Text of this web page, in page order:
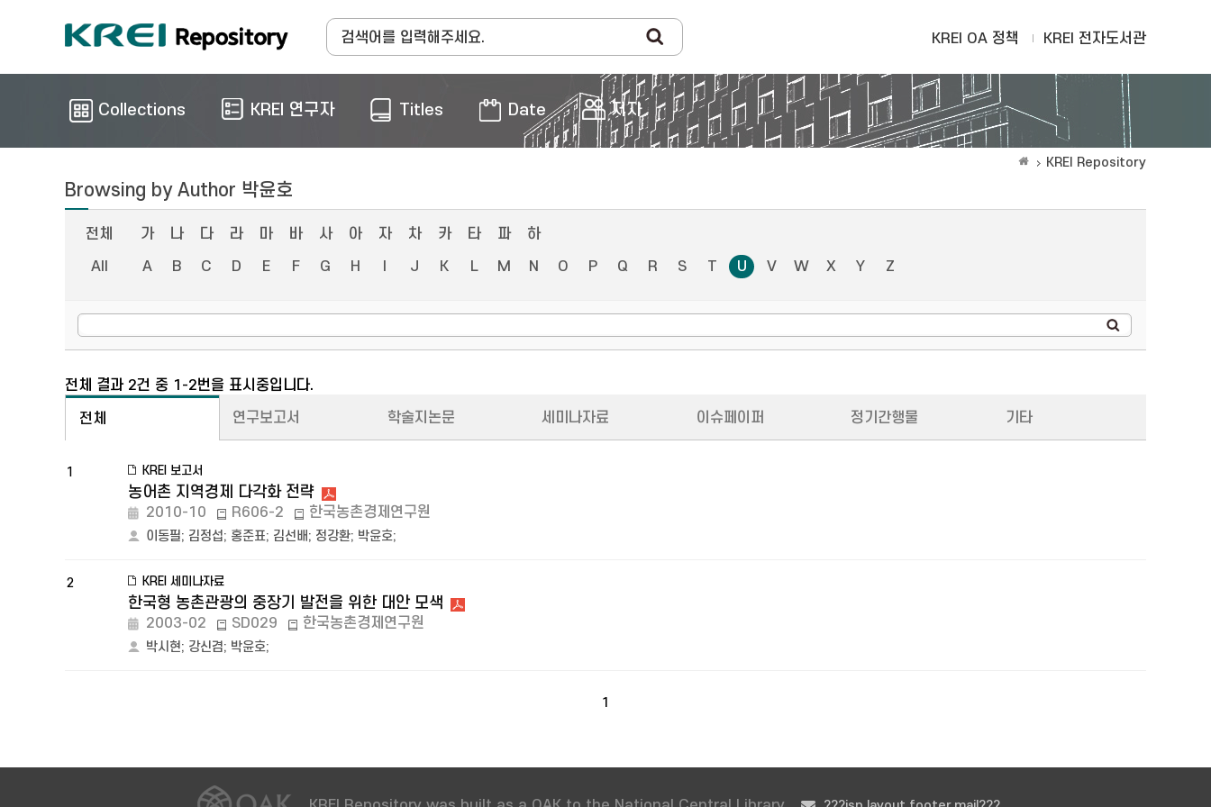
KREI OA 정책 KREI 전자도서관
Collections KREI 연구자 Titles Date 저자
KREI Repository
Browsing by Author 박윤호
전체 가 나 다 라 마 바 사 아 자 차 카 타 파
하
All
A B C D E F G H J K L M N O P Q R S T U V W X Y Z
전체 결과 2건 중 1-2번을 표시중입니다.
전체 연구보고서 학술지논문 세미나자료 이슈페이퍼 정기간행물 기타
1 KREI 보고서
농어촌 지역경제 다각화 전략
2010-10 R606-2 한국농촌경제연구원
이동필; 김정섭; 홍준표; 김선배; 정강환; 박윤호;
2 KREI 세미나자료
한국형 농촌관광의 중장기 발전을 위한 대안 모색
2003-02 SD029 한국농촌경제연구원
박시현; 강신겸; 박윤호;
1